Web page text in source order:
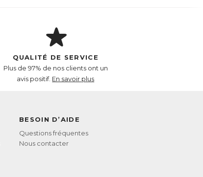
QUALITÉ DE SERVICE
Plus de 97% de nos clients ont un
avis positif. En savoir plus
BESOIN D’AIDE
Questions fréquentes
Nous contacter